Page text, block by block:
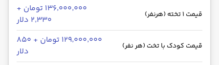
قیمت 1 تخته (هرنفر)
۱۳۶٬۰۰۰٬۰۰۰ تومان +
۲٬۳۳۰ دلار
قیمت کودک با تخت (هر نفر)
۱۲۹٬۰۰۰٬۰۰۰ تومان + ۸۵۰
دلار